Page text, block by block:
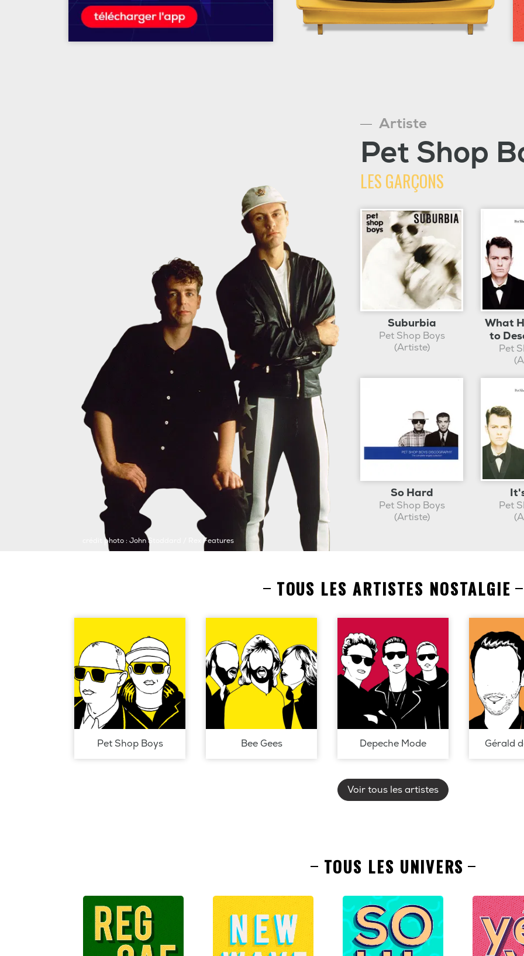
Artiste
crédit photo : John Stoddard / Rex Features
Pet Shop
LES GARÇONS
Suburbia
Pet Shop Boys
(Artiste)
What
to
Pet
So Hard
Pet Shop Boys
(Artiste)
Pet
TOUS LES ARTISTES NOSTALGIE
Pet Shop Boys Bee Gees Depeche Mode Gérald
Voir tous les artistes
TOUS LES UNIVERS